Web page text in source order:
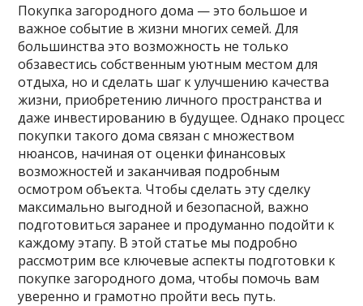
Покупка загородного дома — это большое и
важное событие в жизни многих семей. Для
большинства это возможность не только
обзавестись собственным уютным местом для
отдыха, но и сделать шаг к улучшению качества
жизни, приобретению личного пространства и
даже инвестированию в будущее. Однако процесс
покупки такого дома связан с множеством
нюансов, начиная от оценки финансовых
возможностей и заканчивая подробным
осмотром объекта. Чтобы сделать эту сделку
максимально выгодной и безопасной, важно
подготовиться заранее и продуманно подойти к
каждому этапу. В этой статье мы подробно
рассмотрим все ключевые аспекты подготовки к
покупке загородного дома, чтобы помочь вам
уверенно и грамотно пройти весь путь.